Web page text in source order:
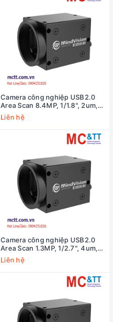
Camera công nghiệp USB2.0
Area Scan 8.4MP, 1/1.8", 2um,
3840x2160, 20fps MindVision
MV-UH840C
Liên hệ
Camera công nghiệp USB2.0
Area Scan 1.3MP, 1/2.7", 4um,
1280X1024, 90fps MindVision
MV-UC133GM
Liên hệ